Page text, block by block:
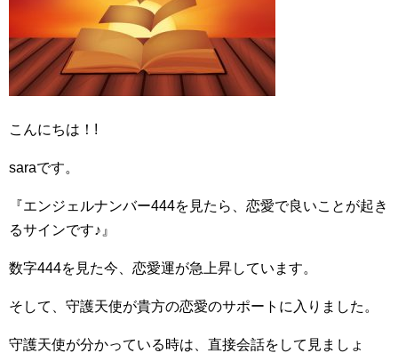
こんにちは！!
saraです。
『エンジェルナンバー444を見たら、恋愛で良いことが起き
るサインです♪』
数字444を見た今、恋愛運が急上昇しています。
そして、守護天使が貴方の恋愛のサポートに入りました。
守護天使が分かっている時は、直接会話をして見ましょ